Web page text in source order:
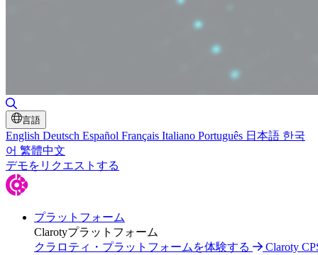
言語
English Deutsch Español Français Italiano Português 日本語 한국
어 繁體中文
デモをリクエストする
プラットフォーム
Clarotyプラットフォーム
クラロティ・プラットフォームを体験する
Claroty